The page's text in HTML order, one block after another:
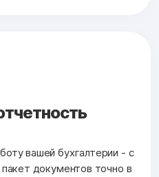
вашей бухгалтерии - с
документов точно в